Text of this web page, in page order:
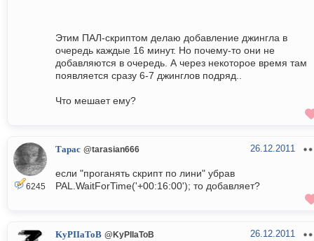
Этим ПАЛ-скриптом делаю добавление джингла в
очередь каждые 16 минут. Но почему-то они не
добавляются в очередь. А через некоторое время там
появляется сразу 6-7 джинглов подряд..
Что мешает ему?
6245
Тарас @tarasian666 26.12.2011
если "проганять скрипт по лини" убрав
PAL.WaitForTime('+00:16:00'); то добавляет?
KyPIIaToB @KyPIIaToB 26.12.2011